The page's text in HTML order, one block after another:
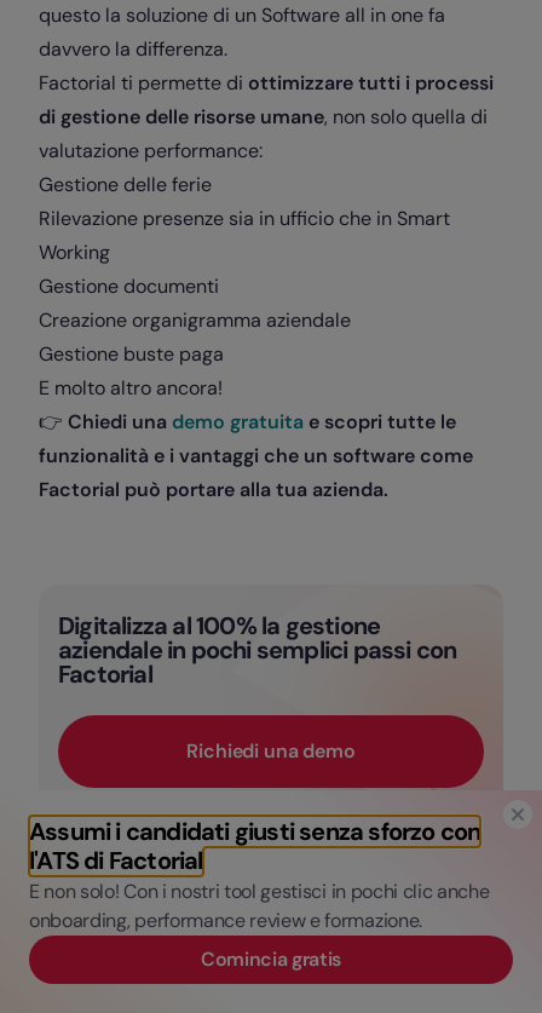
Assumi i candidati giusti senza sforzo con
l'ATS di Factorial
E non solo! Con i nostri tool gestisci in pochi clic anche
onboarding, performance review e formazione.
Comincia gratis
questo la soluzione di un Software all in one fa
davvero la differenza.
Factorial ti permette di ottimizzare tutti i processi
di gestione delle risorse umane, non solo quella di
valutazione performance:
Gestione delle ferie
Rilevazione presenze sia in ufficio che in Smart
Working
Gestione documenti
Creazione organigramma aziendale
Gestione buste paga
E molto altro ancora!
👉 Chiedi una demo gratuita e scopri tutte le
funzionalità e i vantaggi che un software come
Factorial può portare alla tua azienda.
Digitalizza al 100% la gestione
aziendale in pochi semplici passi con
Factorial
Richiedi una demo
Come scegliere il modello di
valutazione giusto?
La scelta dipende da diversi fattori. Per le startup e i